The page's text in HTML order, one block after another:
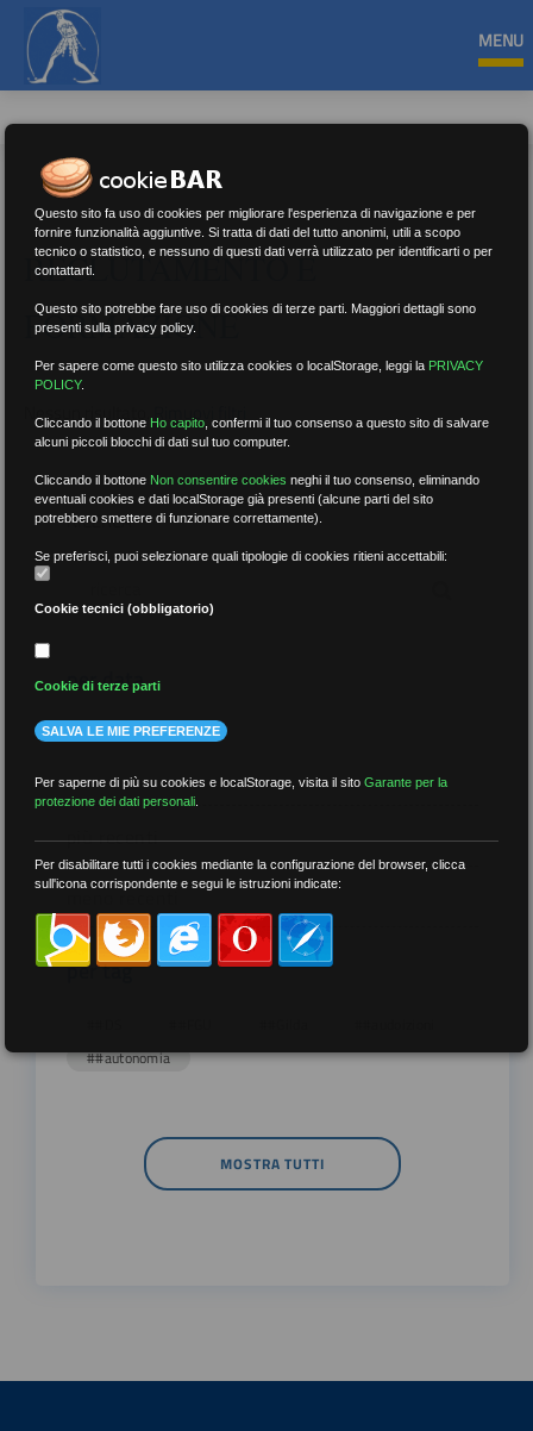
MENU
RECLUTAMENTO E
FORMAZIONE
Nessun risultato.Rimuovi filtri
RICERCA
per data
più recenti
meno recenti
per tag
##autonomia
MOSTRA TUTTI
Questo sito fa uso di cookies per migliorare l'esperienza di navigazione e per
fornire funzionalità aggiuntive. Si tratta di dati del tutto anonimi, utili a scopo
tecnico o statistico, e nessuno di questi dati verrà utilizzato per identificarti o per
contattarti.
Questo sito potrebbe fare uso di cookies di terze parti. Maggiori dettagli sono
presenti sulla privacy policy.
Per sapere come questo sito utilizza cookies o localStorage, leggi la PRIVACY
POLICY.
Cliccando il bottone Ho capito ,confermi il tuo consenso a questo sito di salvare
alcuni piccoli blocchi di dati sul tuo computer.
Cliccando il bottone Non consentire cookies neghi il tuo consenso, eliminando
eventuali cookies e dati localStorage già presenti (alcune parti del sito
potrebbero smettere di funzionare correttamente).
Se preferisci, puoi selezionare quali tipologie di cookies ritieni accettabili:
Cookie tecnici (obbligatorio)
Cookie di terze parti
SALVA LE MIE PREFERENZE
Per saperne di più su cookies e localStorage, visita il sitoGarante per la
protezione dei dati personali
Per disabilitare tutti i cookies mediante la configurazione del browser, clicca
sull'icona corrispondente e segui le istruzioni indicate: